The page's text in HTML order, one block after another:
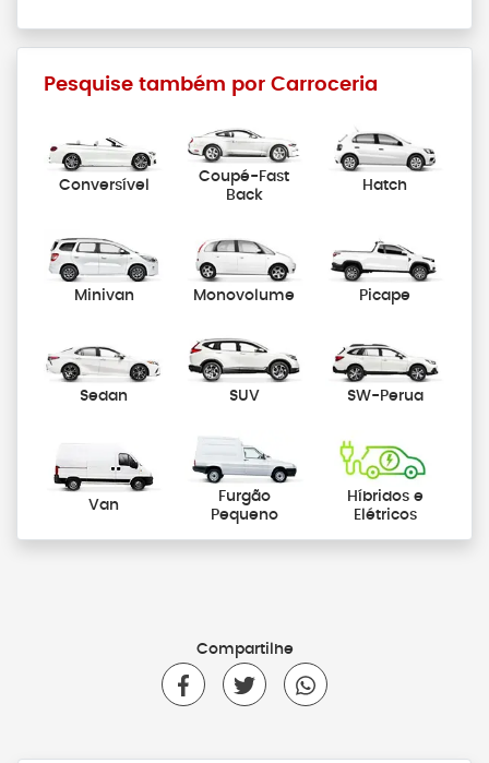
Pesquise também por Carroceria
Conversível
Coupé-Fast
Back
Hatch
Minivan Monovolume Picape
Sedan SUV SW-Perua
Van
Furgão
Pequeno
Híbridos e
Elétricos
Compartilhe